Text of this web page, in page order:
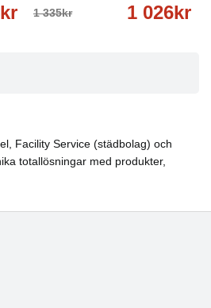
1 335kr 1 026kr
Facility Service (städbolag) och
totallösningar med produkter,